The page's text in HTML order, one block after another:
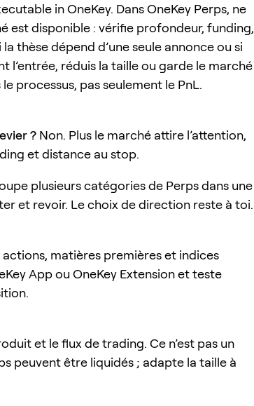
in OneKey. Dans OneKey Perps, ne
est disponible : vérifie profondeur, funding,
thèse dépend d’une seule annonce ou si
l’entrée, réduis la taille ou garde le marché
processus, pas seulement le PnL.
? Non. Plus le marché attire l’attention,
et distance au stop.
plusieurs catégories de Perps dans une
et revoir. Le choix de direction reste à toi.
matières premières et indices
App ou OneKey Extension et teste
et le flux de trading. Ce n’est pas un
peuvent être liquidés ; adapte la taille à